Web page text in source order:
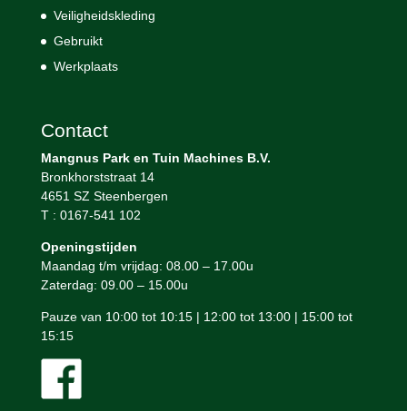
Veiligheidskleding
Gebruikt
Werkplaats
Contact
Mangnus Park en Tuin Machines B.V.
Bronkhorststraat 14
4651 SZ Steenbergen
T : 0167-541 102
Openingstijden
Maandag t/m vrijdag: 08.00 – 17.00u
Zaterdag: 09.00 – 15.00u
Pauze van 10:00 tot 10:15 | 12:00 tot 13:00 | 15:00 tot
15:15